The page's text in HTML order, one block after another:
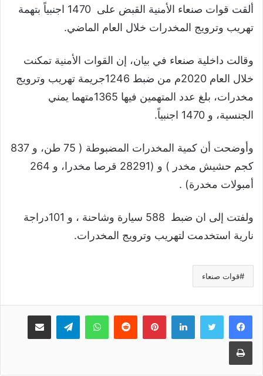
ألقت قوات صنعاء الأمنية القبض على 1470 اجنبياً بتهمة
تهريب وترويج المخدرات خلال العام الماضي.
وقالت داخلية صنعاء في بيان، إن القوات الأمنية تمكنت
خلال العام 2020م من ضبط 1246جريمة تهريب وترويج
مخدرات، بلغ عدد المتهمين فيها 1365متهما يمني
الجنسية، و 1470 اجنبياً.
وأوضحت أن كمية المخدرات المضبوطة ( 75 طن، و 837
كجم حشيش مخدر ) و (28291 قرصا مخدرا، و 264
أمبولات مخدرة) .
ولفتت إلى ان ضبط 588 سيارة وشاحنة ، و 101دراجة
نارية استخدمت لتهريب وترويج المخدرات.
قوات صنعاء
لينكدإنبينتيريست واتسابتيلقرام مشاركة عبر البريد
طباعة